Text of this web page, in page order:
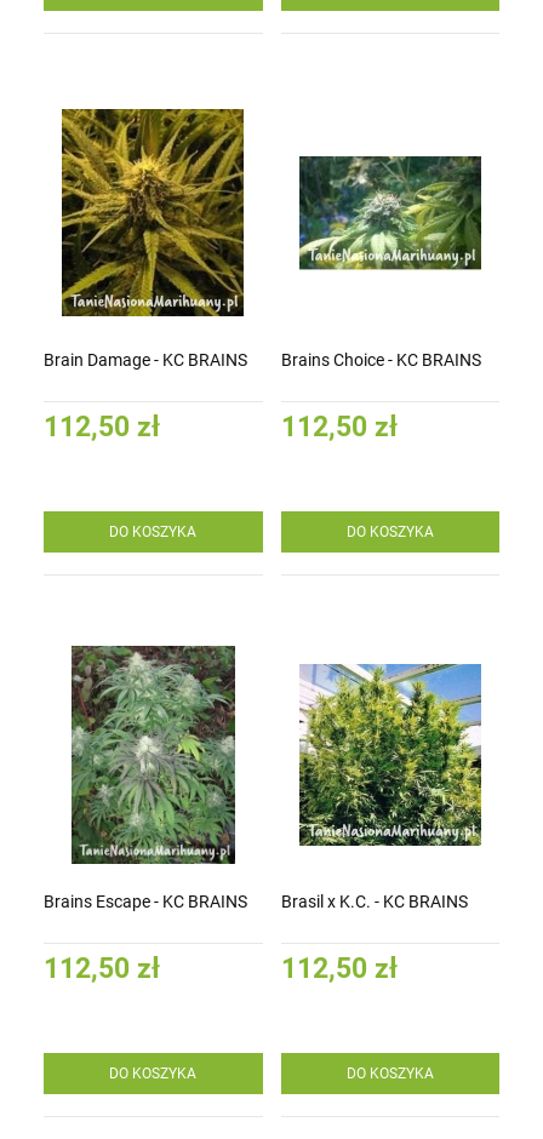
Brain Damage - KC BRAINS
112,50 zł
DO KOSZYKA
Brains Choice - KC BRAINS
112,50 zł
DO KOSZYKA
Brains Escape - KC BRAINS
112,50 zł
DO KOSZYKA
Brasil x K.C. - KC BRAINS
112,50 zł
DO KOSZYKA